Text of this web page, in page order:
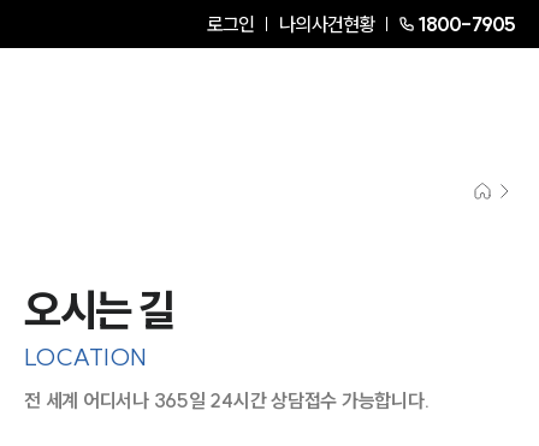
로그인 나의사건현황 1800-7905
오시는 길
LOCATION
전 세계 어디서나 365일 24시간 상담접수 가능합니다.